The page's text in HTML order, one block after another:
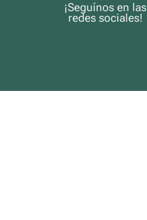
¡Seguínos en las
redes sociales!